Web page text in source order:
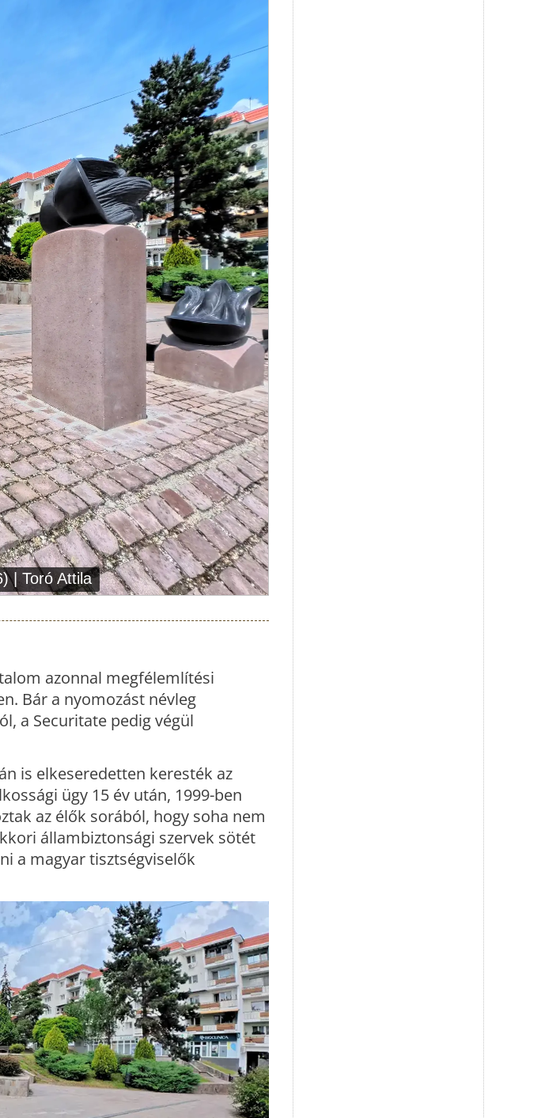
azonnal megfélemlítési
Bár a nyomozást névleg
a Securitate pedig végül
is elkeseredetten keresték az
ügy 15 év után, 1999-ben
az élők sorából, hogy soha nem
állambiztonsági szervek sötét
a magyar tisztségviselők